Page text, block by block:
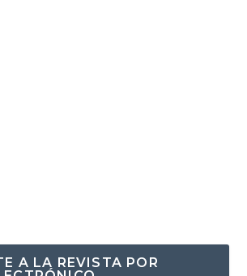
A LA REVISTA POR